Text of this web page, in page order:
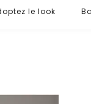
le look